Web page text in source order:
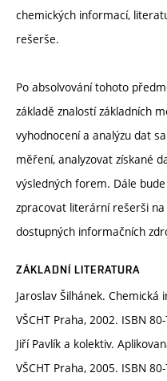
chemických informací,
rešerše.
Po absolvování tohoto
základě znalostí základních
vyhodnocení a analýzu dat
měření, analyzovat získané
výsledných forem. Dále
zpracovat literární rešerši
dostupných informačních
ZÁKLADNÍ LITERATURA
Jaroslav Šilhánek.
VŠCHT Praha, 2002. ISBN
Jiří Pavlík a kolektiv.
VŠCHT Praha, 2005. ISBN